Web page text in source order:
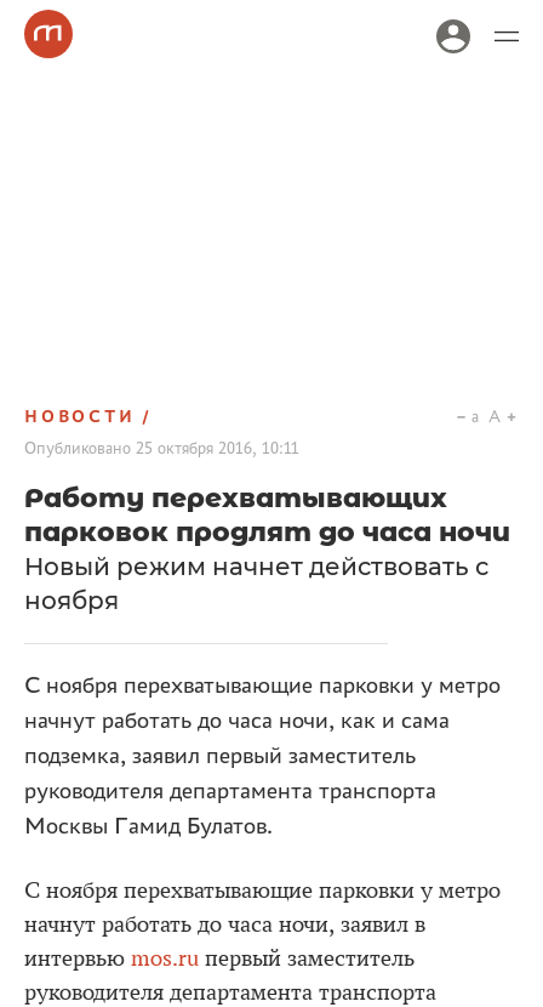
НОВОСТИ
Опубликовано 25 октября 2016, 10:11
a A
Работу перехватывающих
парковок продлят до часа ночи
Новый режим начнет действовать с
ноября
С ноября перехватывающие парковки у метро
начнут работать до часа ночи, как и сама
подземка, заявил первый заместитель
руководителя департамента транспорта
Москвы Гамид Булатов.
С ноября перехватывающие парковки у метро
начнут работать до часа ночи, заявил в
интервью mos.ru первый заместитель
руководителя департамента транспорта